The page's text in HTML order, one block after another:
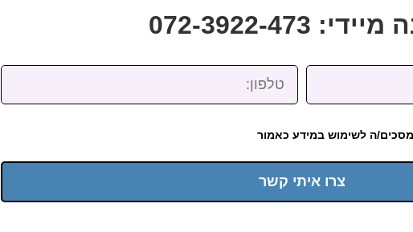
072-3922-473
טלפון:
ה לשימוש במידע כאמור
צרו איתי קשר